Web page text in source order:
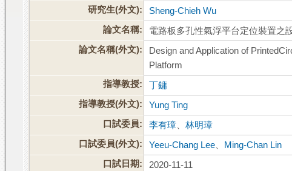
研究生(外文):
Sheng-Chieh Wu
論文名稱:
電路板多孔性氣浮平台定位裝置之
論文名稱(外文):
Design and Application of
Platform
指導教授:
丁鏞
指導教授(外文):
Yung Ting
口試委員:
李有璋 、林明璋
口試委員(外文):
Yeeu-Chang Lee
Ming-Chan Lin
口試日期:
2020-11-11